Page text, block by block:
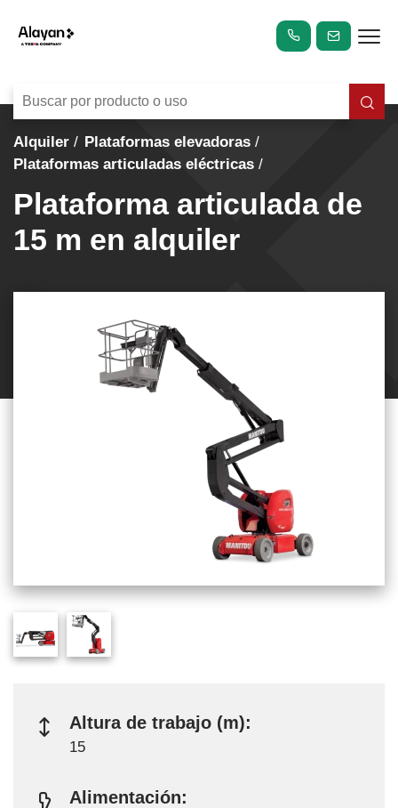
Alquiler
Plataformas elevadoras
Plataformas articuladas eléctricas
Plataforma articulada de
15 m en alquiler
Altura de trabajo (m):
15
Alimentación: